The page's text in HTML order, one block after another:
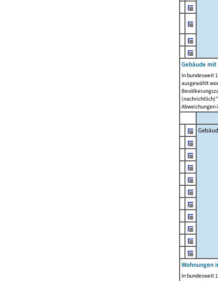
Gebäude
In bundesweit
ausgewählt
Abweichungen
Wohnungen
In bundesweit